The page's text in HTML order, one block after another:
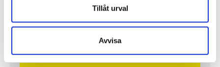
Tillåt urval
Avvisa